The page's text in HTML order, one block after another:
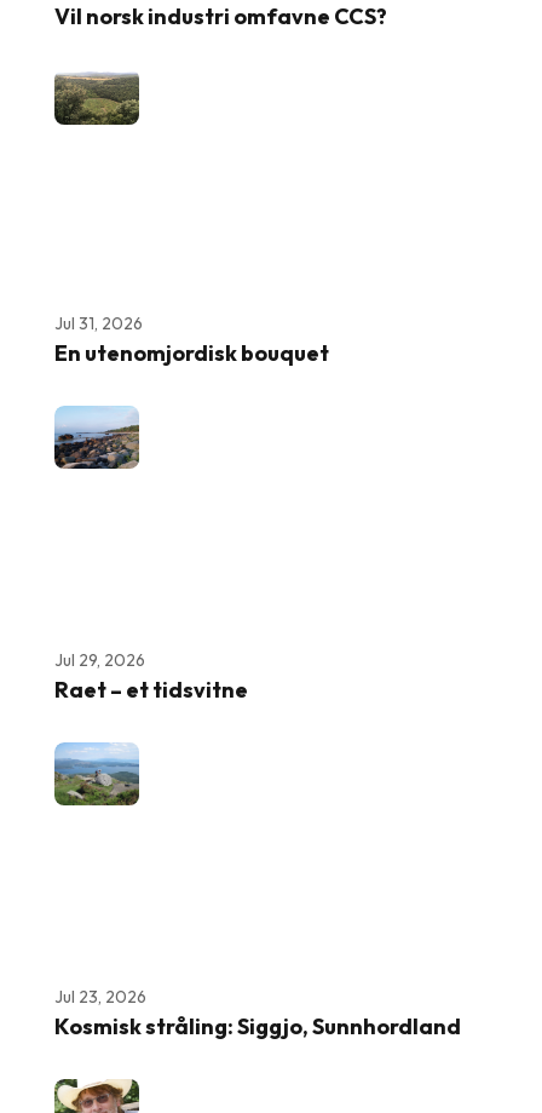
Vil norsk industri omfavne CCS?
Jul 31, 2026
En utenomjordisk bouquet
Jul 29, 2026
Raet – et tidsvitne
Jul 23, 2026
Kosmisk stråling: Siggjo, Sunnhordland